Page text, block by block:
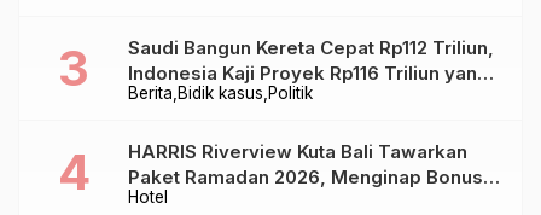
Berita Bidik kasus Politik
Saudi Bangun Kereta Cepat Rp112 Triliun,
Indonesia Kaji Proyek Rp116 Triliun yang
Baru Sampai Bandung
Hotel
HARRIS Riverview Kuta Bali Tawarkan
Paket Ramadan 2026, Menginap Bonus
Takjil hingga Bukber Mulai Rp88.888